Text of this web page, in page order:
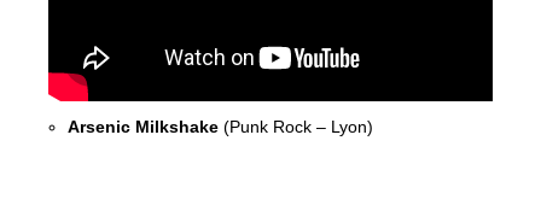
Arsenic Milkshake (Punk Rock – Lyon)